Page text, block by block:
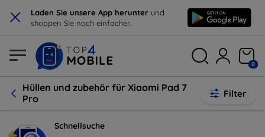
× Laden Sie unsere App herunter und
shoppen Sie noch einfacher.
0
Hüllen und zubehör für Xiaomi Pad 7
Pro
Filter
Schnellsuche